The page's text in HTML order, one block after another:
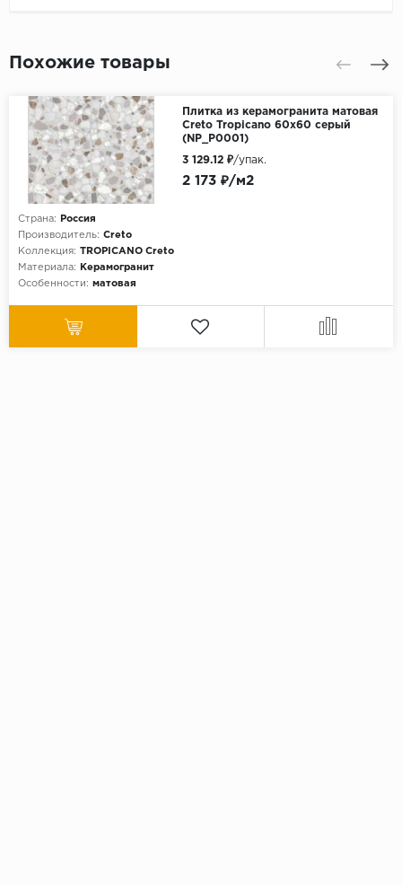
Похожие товары
Плитка из керамогранита матовая
Creto Tropicano 60x60 серый
(NP_P0001)
Страна:
Россия
Производитель: Creto
Коллекция: TROPICANO Creto
Материала:
Керамогранит
Особенности: матовая
2 173 ₽/м2
3 129.12 ₽/упак.